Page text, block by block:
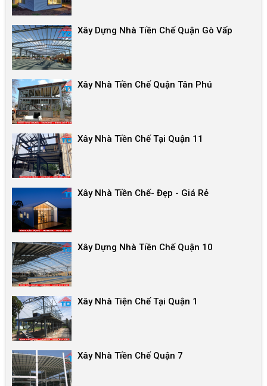
Xây Dựng Nhà Tiền Chế Quận Gò Vấp
Xây Nhà Tiền Chế Quận Tân Phú
Xây Nhà Tiền Chế Tại Quận 11
Xây Nhà Tiền Chế- Đẹp - Giá Rẻ
Xây Dựng Nhà Tiền Chế Quận 10
Xây Nhà Tiện Chế Tại Quận 1
Xây Nhà Tiền Chế Quận 7